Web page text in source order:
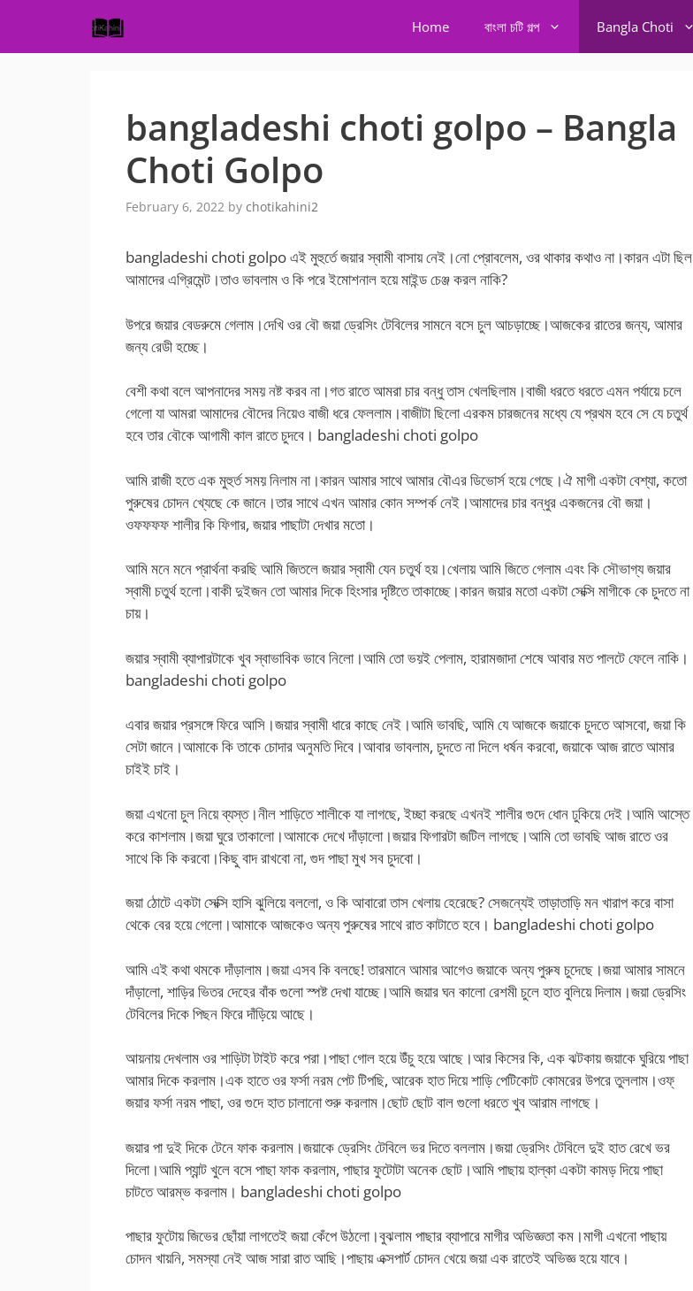
content
Home বাংলা চটি গল্প Bangla Choti
bangladeshi choti golpo – Bangla
Choti Golpo
February 6, 2022 by chotikahini2
bangladeshi choti golpo এই মুহুর্তে জয়ার স্বামী বাসায় নেই।নো প্রোবলেম, ওর থাকার কথাও না।কারন এটা ছিল
আমাদের এগ্রিমেন্ট।তাও ভাবলাম ও কি পরে ইমোশনাল হয়ে মাইন্ড চেঞ্জ করল নাকি?
উপরে জয়ার বেডরুমে গেলাম।দেখি ওর বৌ জয়া ড্রেসিং টেবিলের সামনে বসে চুল আচড়াচ্ছে।আজকের রাতের জন্য, আমার
জন্য রেডী হচ্ছে।
বেশী কথা বলে আপনাদের সময় নষ্ট করব না।গত রাতে আমরা চার বন্ধু তাস খেলছিলাম।বাজী ধরতে ধরতে এমন পর্যায়ে চলে
গেলো যা আমরা আমাদের বৌদের নিয়েও বাজী ধরে ফেললাম।বাজীটা ছিলো এরকম চারজনের মধ্যে যে প্রথম হবে সে যে চতুর্থ
হবে তার বৌকে আগামী কাল রাতে চুদবে। bangladeshi choti golpo
আমি রাজী হতে এক মুহুর্ত সময় নিলাম না।কারন আমার সাথে আমার বৌএর ডিভোর্স হয়ে গেছে।ঐ মাগী একটা বেশ্যা, কতো
পুরুষের চোদন খ্যেছে কে জানে।তার সাথে এখন আমার কোন সম্পর্ক নেই।আমাদের চার বন্ধুর একজনের বৌ জয়া।
ওফফফফ শালীর কি ফিগার, জয়ার পাছাটা দেখার মতো।
আমি মনে মনে প্রার্থনা করছি আমি জিতলে জয়ার স্বামী যেন চতুর্থ হয়।খেলায় আমি জিতে গেলাম এবং কি সৌভাগ্য জয়ার
স্বামী চতুর্থ হলো।বাকী দুইজন তো আমার দিকে হিংসার দৃষ্টিতে তাকাচ্ছে।কারন জয়ার মতো একটা সেক্সি মাগীকে কে চুদতে না
চায়।
জয়ার স্বামী ব্যাপারটাকে খুব স্বাভাবিক ভাবে নিলো।আমি তো ভয়ই পেলাম, হারামজাদা শেষে আবার মত পালটে ফেলে নাকি।
bangladeshi choti golpo
এবার জয়ার প্রসঙ্গে ফিরে আসি।জয়ার স্বামী ধারে কাছে নেই।আমি ভাবছি, আমি যে আজকে জয়াকে চুদতে আসবো, জয়া কি
সেটা জানে।আমাকে কি তাকে চোদার অনুমতি দিবে।আবার ভাবলাম, চুদতে না দিলে ধর্ষন করবো, জয়াকে আজ রাতে আমার
চাইই চাই।
জয়া এখনো চুল নিয়ে ব্যস্ত।নীল শাড়িতে শালীকে যা লাগছে, ইচ্ছা করছে এখনই শালীর গুদে ধোন ঢুকিয়ে দেই।আমি আস্তে
করে কাশলাম।জয়া ঘুরে তাকালো।আমাকে দেখে দাঁড়ালো।জয়ার ফিগারটা জটিল লাগছে।আমি তো ভাবছি আজ রাতে ওর
সাথে কি কি করবো।কিছু বাদ রাখবো না, গুদ পাছা মুখ সব চুদবো।
জয়া ঠোটে একটা সেক্সি হাসি ঝুলিয়ে বললো, ও কি আবারো তাস খেলায় হেরেছে? সেজন্যেই তাড়াতাড়ি মন খারাপ করে বাসা
থেকে বের হয়ে গেলো।আমাকে আজকেও অন্য পুরুষের সাথে রাত কাটাতে হবে। bangladeshi choti golpo
আমি এই কথা থমকে দাঁড়ালাম।জয়া এসব কি বলছে! তারমানে আমার আগেও জয়াকে অন্য পুরুষ চুদেছে।জয়া আমার সামনে
দাঁড়ালো, শাড়ির ভিতর দেহের বাঁক গুলো স্পষ্ট দেখা যাচ্ছে।আমি জয়ার ঘন কালো রেশমী চুলে হাত বুলিয়ে দিলাম।জয়া ড্রেসিং
টেবিলের দিকে পিছন ফিরে দাঁড়িয়ে আছে।
আয়নায় দেখলাম ওর শাড়িটা টাইট করে পরা।পাছা গোল হয়ে উঁচু হয়ে আছে।আর কিসের কি, এক ঝটকায় জয়াকে ঘুরিয়ে পাছা
আমার দিকে করলাম।এক হাতে ওর ফর্সা নরম পেট টিপছি, আরেক হাত দিয়ে শাড়ি পেটিকোট কোমরের উপরে তুললাম।ওফ্
জয়ার ফর্সা নরম পাছা, ওর গুদে হাত চালানো শুরু করলাম।ছোট ছোট বাল গুলো ধরতে খুব আরাম লাগছে।
জয়ার পা দুই দিকে টেনে ফাক করলাম।জয়াকে ড্রেসিং টেবিলে ভর দিতে বললাম।জয়া ড্রেসিং টেবিলে দুই হাত রেখে ভর
দিলো।আমি প্যান্ট খুলে বসে পাছা ফাক করলাম, পাছার ফুটোটা অনেক ছোট।আমি পাছায় হাল্কা একটা কামড় দিয়ে পাছা
চাটতে আরম্ভ করলাম। bangladeshi choti golpo
পাছার ফুটোয় জিভের ছোঁয়া লাগতেই জয়া কেঁপে উঠলো।বুঝলাম পাছার ব্যাপারে মাগীর অভিজ্ঞতা কম।মাগী এখনো পাছায়
চোদন খায়নি, সমস্যা নেই আজ সারা রাত আছি।পাছায় এক্সপার্ট চোদন খেয়ে জয়া এক রাতেই অভিজ্ঞ হয়ে যাবে।